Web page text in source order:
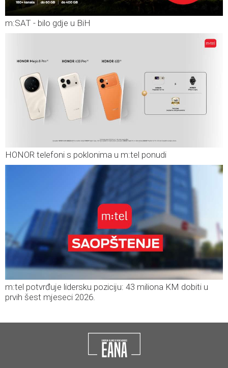
m:SAT - bilo gdje u BiH
HONOR telefoni s poklonima u m:tel ponudi
m:tel potvrđuje lidersku poziciju: 43 miliona KM dobiti u
prvih šest mjeseci 2026.